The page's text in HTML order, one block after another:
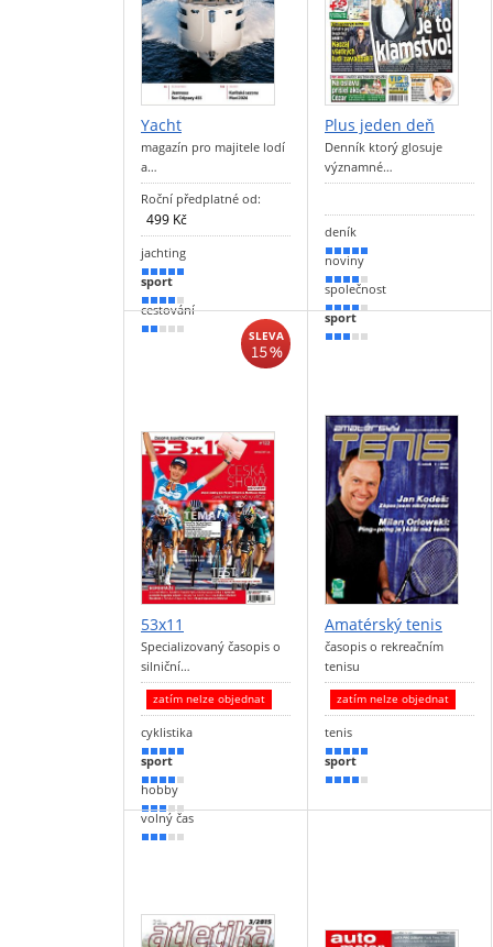
Yacht
magazín pro majitele lodí
a…
Roční předplatné od:
499 Kč
jachting
100 %
sport
70 %
cestování
30 %
Plus jeden deň
Denník ktorý glosuje
významné…
deník
90 %
noviny
80 %
společnost
70 %
sport
60 %
SLEVA
15 %
53x11
Specializovaný časopis o
silniční…
zatím nelze objednat
cyklistika
90 %
sport
80 %
hobby
50 %
volný čas
50 %
Amatérský tenis
časopis o rekreačním
tenisu
zatím nelze objednat
tenis
90 %
sport
80 %